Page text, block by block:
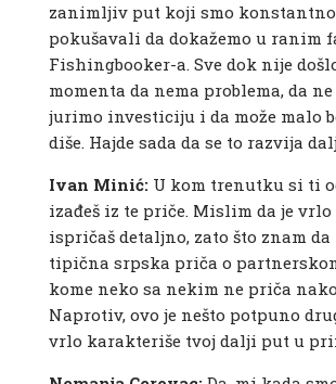
zanimljiv put koji smo
pokušavali da dokažemo u ranim
Fishingbooker-a. Sve dok nije
momenta da nema problema, da
jurimo investiciju i da može malo
diše. Hajde sada da se to razvija
Ivan Minić: U kom trenutku si ti
izađeš iz te priče. Mislim da je vrlo
ispričaš detaljno, zato što znam
tipična srpska priča o
kome neko sa nekim ne priča
Naprotiv, ovo je nešto potpuno
vrlo karakteriše tvoj dalji put u